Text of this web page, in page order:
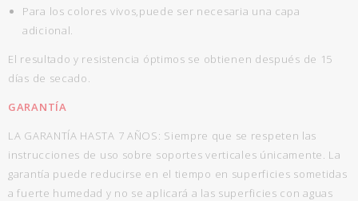
Para los colores vivos,puede ser necesaria una capa
adicional.
El resultado y resistencia óptimos se obtienen después de 15
días de secado.
GARANTÍA
LA GARANTÍA HASTA 7 AÑOS: Siempre que se respeten las
instrucciones de uso sobre soportes verticales únicamente. La
garantía puede reducirse en el tiempo en superficies sometidas
a fuerte humedad y no se aplicará a las superficies con aguas